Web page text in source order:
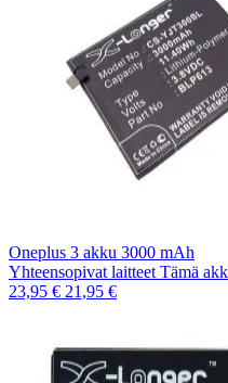
Oneplus 3 akku 3000 mAh
Yhteensopivat laitteet Tämä
23,95 € 21,95 €